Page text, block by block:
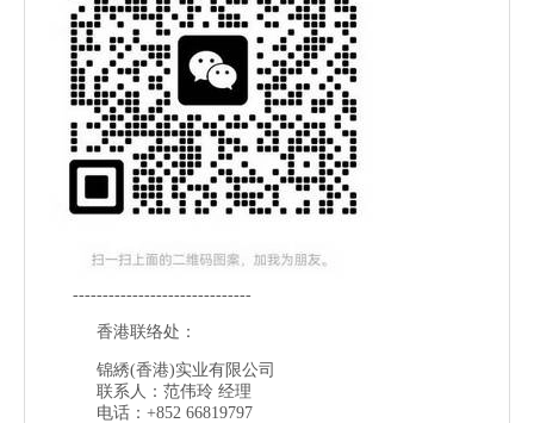
------------------------------
香港联络处：
锦綉(香港)实业有限公司
联系人：范伟玲 经理
电话：+852 66819797